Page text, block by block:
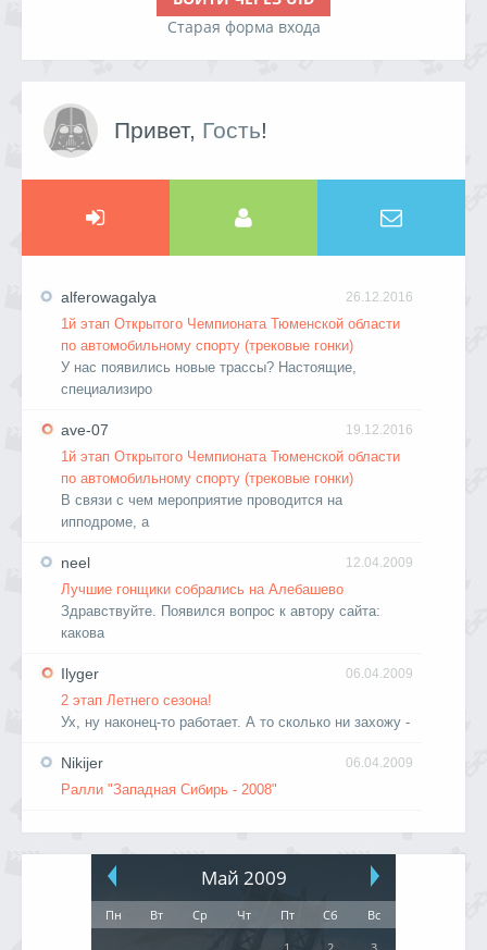
Старая форма входа
Привет, Гость!
26.12.2016
alferowagalya
1й этап Открытого Чемпионата Тюменской области
по автомобильному спорту (трековые гонки)
У нас появились новые трассы? Настоящие,
специализиро
19.12.2016
ave-07
1й этап Открытого Чемпионата Тюменской области
по автомобильному спорту (трековые гонки)
В связи с чем мероприятие проводится на
ипподроме, а
12.04.2009
neel
Лучшие гонщики собрались на Алебашево
Здравствуйте. Появился вопрос к автору сайта:
какова
06.04.2009
Ilyger
2 этап Летнего сезона!
Ух, ну наконец-то работает. А то сколько ни захожу -
06.04.2009
Nikijer
Ралли "Западная Сибирь - 2008"
Май 2009
Пн Вт Ср Чт Пт Сб
Вс